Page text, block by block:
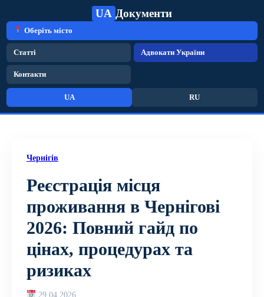
UA Документи
Оберіть місто
Статті Адвокати України
Контакти
UA RU
Чернігів
Реєстрація місця
проживання в Чернігові
2026: Повний гайд по
цінах, процедурах та
ризиках
29.04.2026